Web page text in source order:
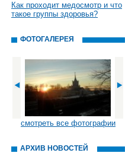
Как проходит медосмотр и что
такое группы здоровья?
ФОТОГАЛЕРЕЯ
смотреть все фотографии
АРХИВ НОВОСТЕЙ